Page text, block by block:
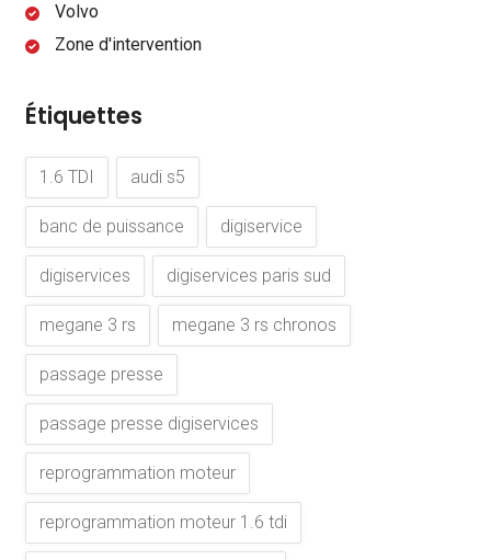
Volvo
Zone d'intervention
Étiquettes
1.6 TDI audi s5
banc de puissance digiservice
digiservices digiservices paris sud
megane 3 rs megane 3 rs chronos
passage presse
passage presse digiservices
reprogrammation moteur
reprogrammation moteur 1.6 tdi